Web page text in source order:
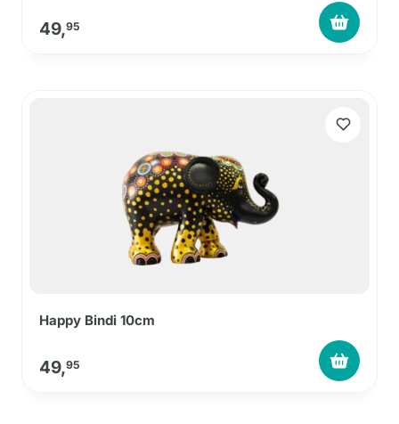
49,95
Happy Bindi 10cm
49,95